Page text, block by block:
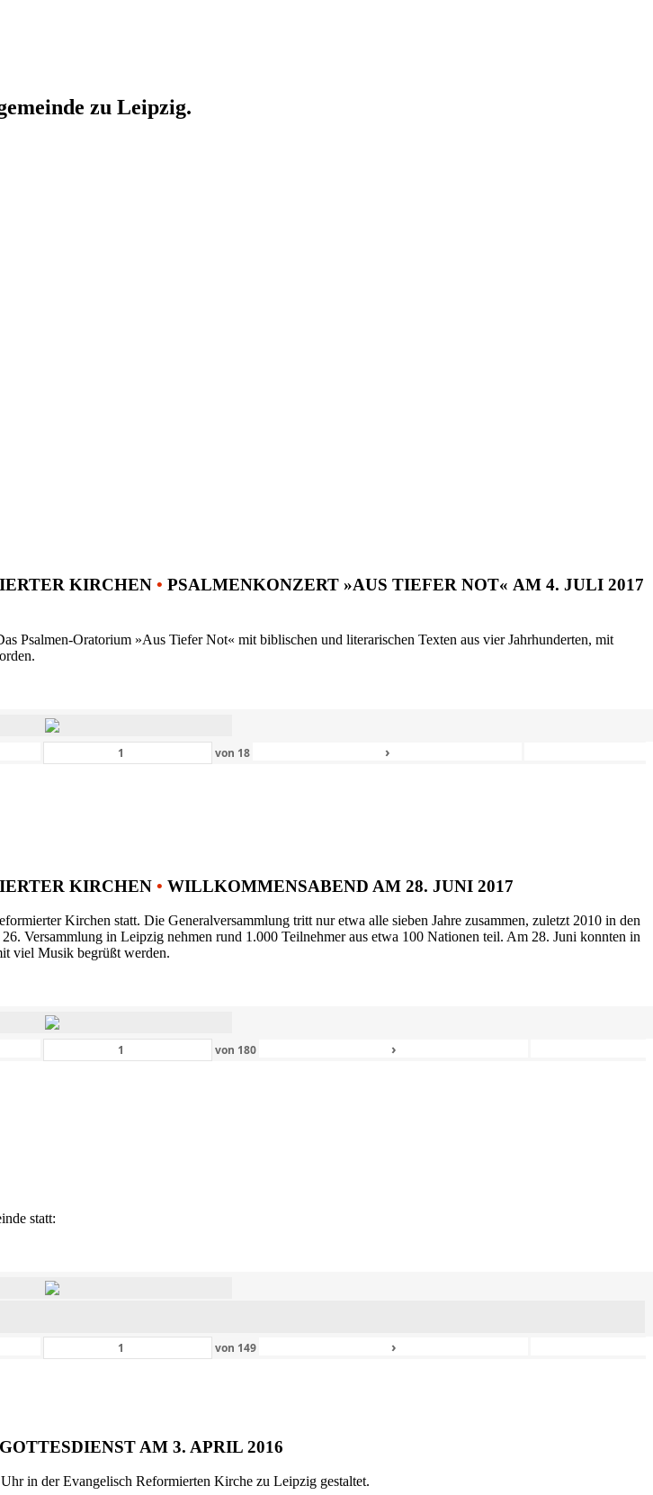
zu Leipzig.
KIRCHEN • PSALMENKONZERT »AUS TIEFER NOT« AM 4. JULI 2017
Psalmen-Oratorium »Aus Tiefer Not« mit biblischen und literarischen Texten aus vier Jahrhunderten, mit
von 18 ›
KIRCHEN • WILLKOMMENSABEND AM 28. JUNI 2017
Kirchen statt. Die Generalversammlung tritt nur etwa alle sieben Jahre zusammen, zuletzt 2010 in den
Versammlung in Leipzig nehmen rund 1.000 Teilnehmer aus etwa 100 Nationen teil. Am 28. Juni konnten in
viel Musik begrüßt werden.
von 180 ›
statt:
von 149 ›
AM 3. APRIL 2016
in der Evangelisch Reformierten Kirche zu Leipzig gestaltet.